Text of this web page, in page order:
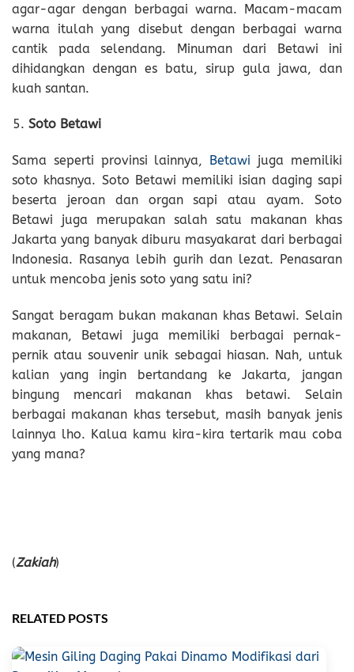
agar-agar dengan berbagai warna. Macam-macam
warna itulah yang disebut dengan berbagai warna
cantik pada selendang. Minuman dari Betawi ini
dihidangkan dengan es batu, sirup gula jawa, dan
kuah santan.
Soto Betawi
Sama seperti provinsi lainnya, Betawi juga memiliki
soto khasnya. Soto Betawi memiliki isian daging sapi
beserta jeroan dan organ sapi atau ayam. Soto
Betawi juga merupakan salah satu makanan khas
Jakarta yang banyak diburu masyakarat dari berbagai
Indonesia. Rasanya lebih gurih dan lezat. Penasaran
untuk mencoba jenis soto yang satu ini?
Sangat beragam bukan makanan khas Betawi. Selain
makanan, Betawi juga memiliki berbagai pernak-
pernik atau souvenir unik sebagai hiasan. Nah, untuk
kalian yang ingin bertandang ke Jakarta, jangan
bingung mencari makanan khas betawi. Selain
berbagai makanan khas tersebut, masih banyak jenis
lainnya lho. Kalua kamu kira-kira tertarik mau coba
yang mana?
(Zakiah)
RELATED POSTS